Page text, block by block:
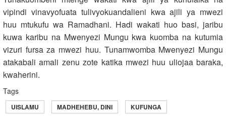
vipindi vinavyofuata tulivyokuandalieni kwa ajili ya mwezi
huu mtukufu wa Ramadhani. Hadi wakati huo basi, jaribu
kuwa karibu na Mwenyezi Mungu kwa kuomba na kutumia
vizuri fursa za mwezi huu. Tunamwomba Mwenyezi Mungu
atakabali amali zenu zote katika mwezi huu uliojaa baraka,
kwaherini.
Tags
UISLAMU MADHEHEBU, DINI KUFUNGA